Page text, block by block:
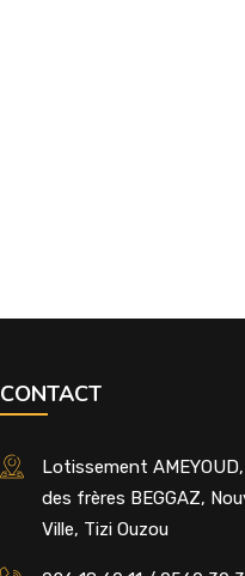
CONTACT
Lotissement AMEYOUD,
des frères BEGGAZ,
Ville, Tizi Ouzou